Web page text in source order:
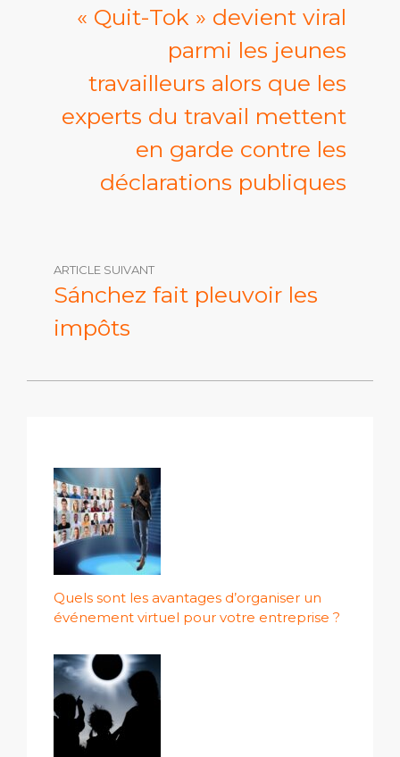
« Quit-Tok » devient viral
parmi les jeunes
travailleurs alors que les
experts du travail mettent
en garde contre les
déclarations publiques
ARTICLE SUIVANT
Sánchez fait pleuvoir les
impôts
Quels sont les avantages d’organiser un
événement virtuel pour votre entreprise ?